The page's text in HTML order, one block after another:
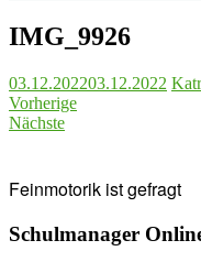
IMG_9926
03.12.202203.12.2022
Vorherige
Nächste
Feinmotorik ist gefragt
Schulmanager